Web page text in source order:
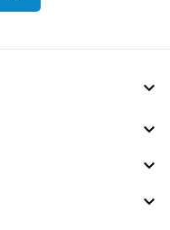



